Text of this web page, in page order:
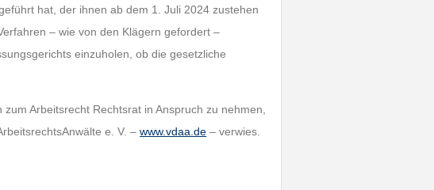
hat, der ihnen ab dem 1. Juli 2024 zustehen
– wie von den Klägern gefordert –
einzuholen, ob die gesetzliche
Arbeitsrecht Rechtsrat in Anspruch zu nehmen,
e. V. –www.vdaa.de – verwies.